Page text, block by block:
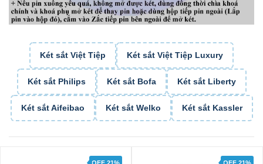
Két sắt Việt Tiệp Két sắt Việt Tiệp Luxury
Két sắt Philips Két sắt Bofa Két sắt Liberty
Két sắt Aifeibao Két sắt Welko Két sắt Kassler